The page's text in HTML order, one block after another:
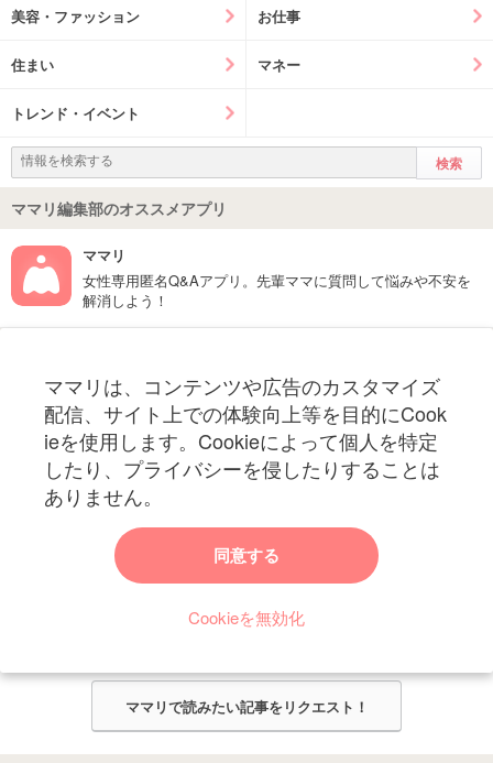
美容・ファッション お仕事
住まい マネー
トレンド・イベント
ママリ編集部のオススメアプリ
ママリ
女性専用匿名Q&Aアプリ。先輩ママに質問して悩みや不安を
解消しよう！
ママリは、コンテンツや広告のカスタマイズ
配信、サイト上での体験向上等を目的にCook
ieを使用します。Cookieによって個人を特定
したり、プライバシーを侵したりすることは
ありません。
同意する
Cookieを無効化
妊娠〜子育て中のお役立ち情報を配信中
ママリからのお知らせ
ママリ編集部がみなさんのご意見をもとに記事を作成させていただきま
ママリで読みたい記事をリクエスト！